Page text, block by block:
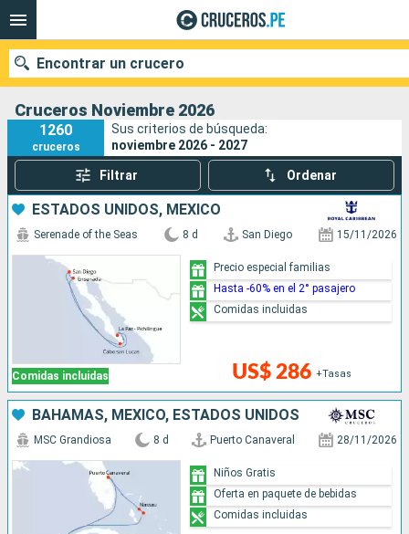
Encontrar un crucero
Nuestros destinos
Fecha de salida
Buscar
Cruceros Noviembre 2026
1260
cruceros
Sus criterios de búsqueda:
noviembre 2026 - 2027
Filtrar Ordenar
ESTADOS UNIDOS, MÉXICO
Comidas incluidas
Serenade of the Seas 8 d San Diego 15/11/2026
US$ 286 +Tasas
Precio especial familias
Hasta -60% en el 2° pasajero
Comidas incluidas
BAHAMAS, MÉXICO, ESTADOS UNIDOS
MSC Grandiosa 8 d Puerto Canaveral 28/11/2026
Niños Gratis
Oferta en paquete de bebidas
Comidas incluidas